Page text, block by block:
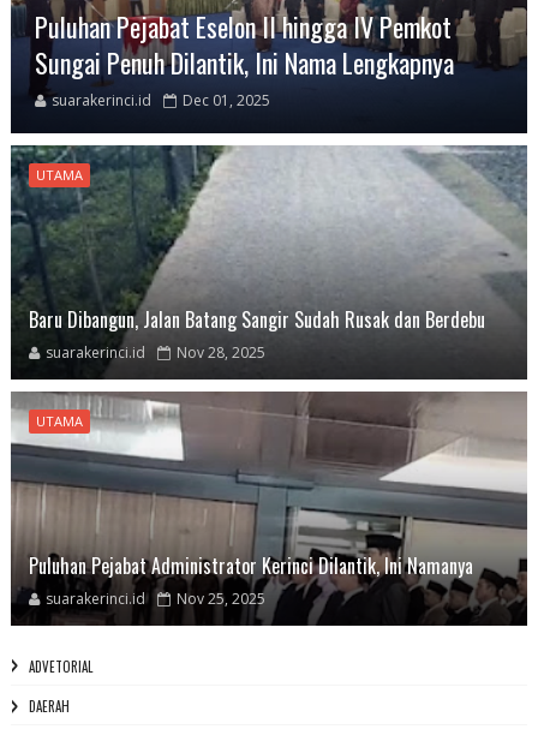
Puluhan Pejabat Eselon II hingga IV Pemkot
Sungai Penuh Dilantik, Ini Nama Lengkapnya
suarakerinci.id Dec 01, 2025
UTAMA
Baru Dibangun, Jalan Batang Sangir Sudah Rusak dan Berdebu
suarakerinci.id Nov 28, 2025
UTAMA
Puluhan Pejabat Administrator Kerinci Dilantik, Ini Namanya
suarakerinci.id Nov 25, 2025
ADVETORIAL
DAERAH